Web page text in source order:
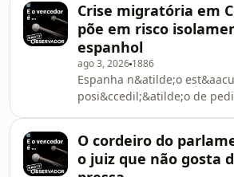
n&atilde;o errar, na
Educa&ccedil;&atilde;o corre-
amparar quedas.See
omnystudio.com/listener for
information.
Crise migratória em
põe em risco
espanhol
ago 3, 2026 1886
Espanha n&atilde;o
posi&ccedil;&atilde;o de
ferro pol&iacute;tico e a
de fronteiras
O cordeiro do
o juiz que não gosta